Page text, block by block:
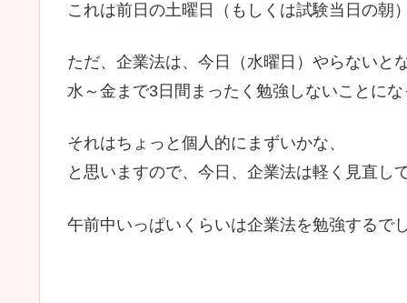
これは前日の土曜日（もしくは試験当日の朝
ただ、企業法は、今日（水曜日）やらないとな
水～金まで3日間まったく勉強しないことにな
それはちょっと個人的にまずいかな、
と思いますので、今日、企業法は軽く見直し
午前中いっぱいくらいは企業法を勉強するで